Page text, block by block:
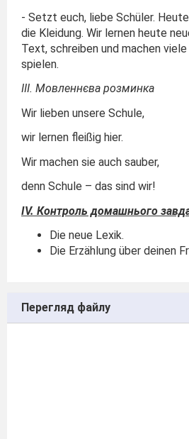
- Setzt euch, liebe Schüler.
die Kleidung. Wir lernen heute
Text, schreiben und machen viele
spielen.
ІІІ. Мовленнєва розминка
Wir lieben unsere Schule,
wir lernen fleißig hier.
Wir machen sie auch sauber,
denn Schule – das sind wir!
IV. Контроль домашнього
Die neue Lexik.
Die Erzählung über deinen
Перегляд файлу